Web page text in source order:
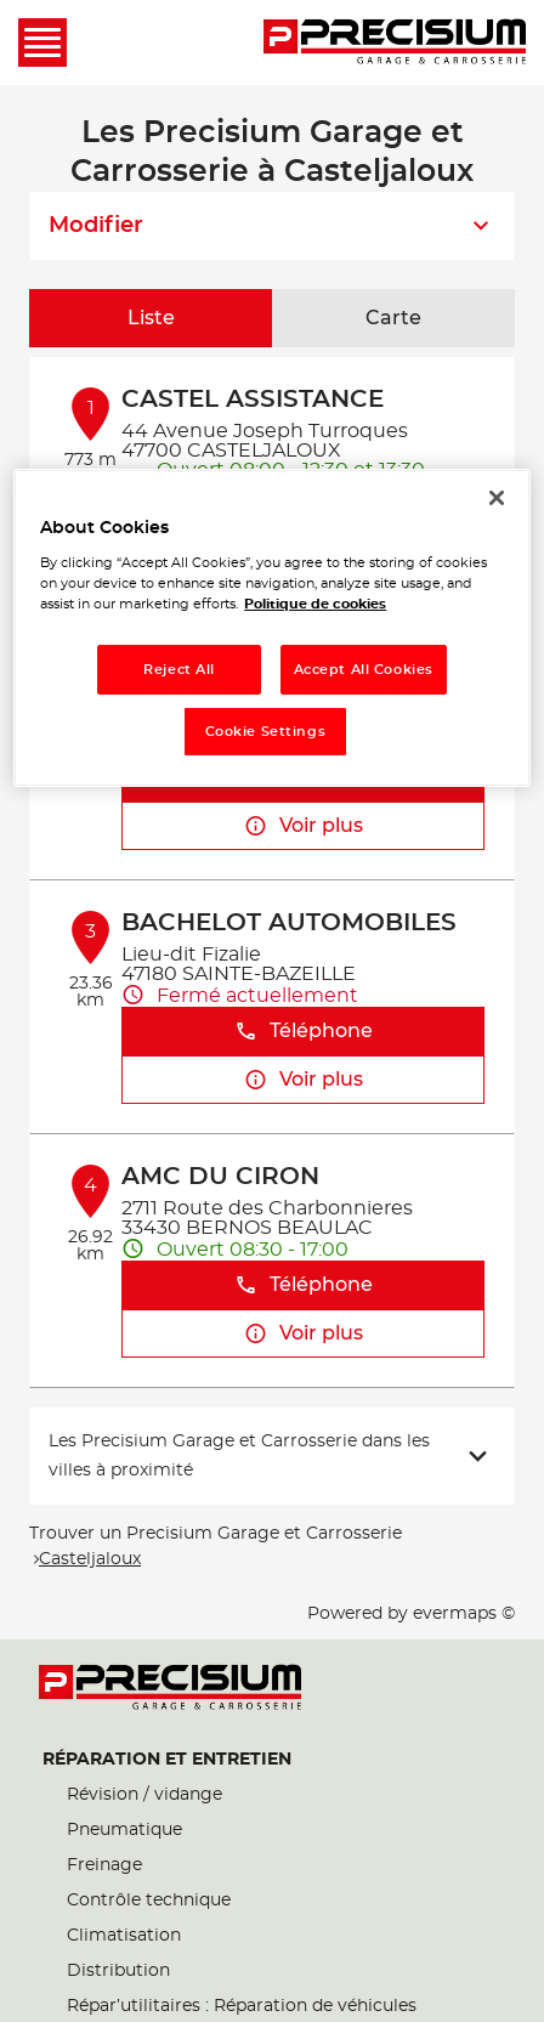
Les Precisium Garage et
Carrosserie à Casteljaloux
Modifier
Liste Carte
1
773 m
CASTEL ASSISTANCE
44 Avenue Joseph Turroques
47700 CASTELJALOUX
Ouvert 08:00 - 12:30 et 13:30 -
Voir plus
GARAGE PROST
5 Boulevard de la Gare
Fermé actuellement
Voir plus
3
23.36
km
BACHELOT AUTOMOBILES
Lieu-dit Fizalie
47180 SAINTE-BAZEILLE
Fermé actuellement
Téléphone
Voir plus
4
26.92
km
AMC DU CIRON
2711 Route des Charbonnieres
33430 BERNOS BEAULAC
Ouvert 08:30 - 17:00
Téléphone
Voir plus
Les Precisium Garage et Carrosserie dans les
villes à proximité
Trouver un Precisium Garage et Carrosserie
Casteljaloux
Powered by evermaps ©
RÉPARATION ET ENTRETIEN
Révision / vidange
Pneumatique
Freinage
Contrôle technique
Climatisation
Distribution
Répar’utilitaires : Réparation de véhicules
About Cookies
By clicking “Accept All Cookies”, you agree to the storing of cookies
on your device to enhance site navigation, analyze site usage, and
assist in our marketing efforts.
Politique de cookies
Reject All Accept All Cookies
Cookie Settings